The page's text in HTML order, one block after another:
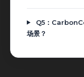
Q5：
场景？